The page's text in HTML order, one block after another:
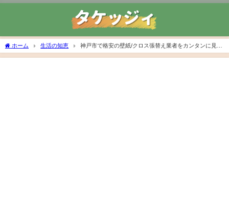
ホーム 生活の知恵
神戸市で格安の壁紙/クロス張替え業者をカンタンに見つ
ける探し方